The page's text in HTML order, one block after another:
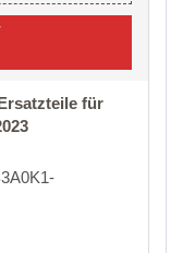
für